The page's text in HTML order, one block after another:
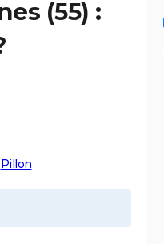
(55) :
Pillon